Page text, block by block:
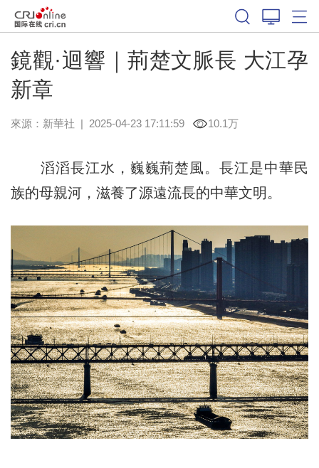
鏡觀·迴響｜荊楚文脈長 大江孕
新章
來源： 新華社 | 2025-04-23 17:11:59 10.1万
滔滔長江水，巍巍荊楚風。長江是中華民
族的母親河，滋養了源遠流長的中華文明。